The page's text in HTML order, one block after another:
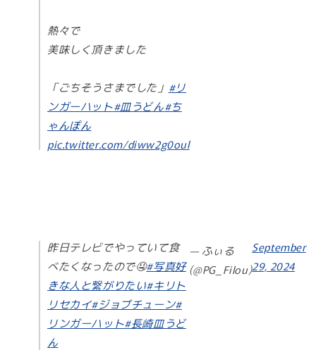
熱々で
美味しく頂きました
「ごちそうさまでした」 #リ
ンガーハット#皿うどん#ち
ゃんぽん
pic.twitter.com/diww2g0oul
昨日テレビでやっていて食
べたくなったので🤤#写真好
きな人と繋がりたい#キリト
リセカイ#ジョブチューン#
リンガーハット#長崎皿うど
ん
— ふぃる
(@PG_Filou)
September
29, 2024